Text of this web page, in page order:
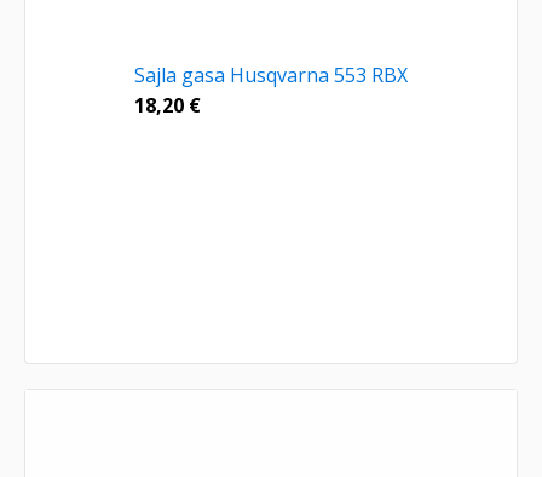
Sajla gasa Husqvarna 553 RBX
18,20 €